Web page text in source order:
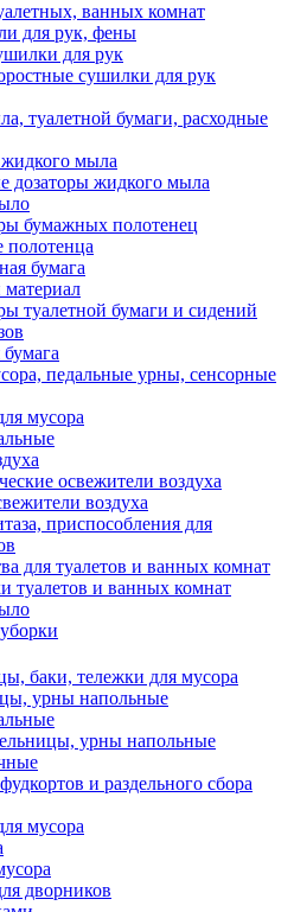
ванных комнат
для рук, фены
для рук
сушилки для рук
туалетной бумаги, расходные
мыла
дозаторы жидкого мыла
бумажных полотенец
бумага
туалетной бумаги и сидений
педальные урны, сенсорные
мусора
освежители воздуха
воздуха
приспособления для
для туалетов и ванных комнат
туалетов и ванных комнат
баки, тележки для мусора
урны напольные
урны напольные
и раздельного сбора
мусора
дворников